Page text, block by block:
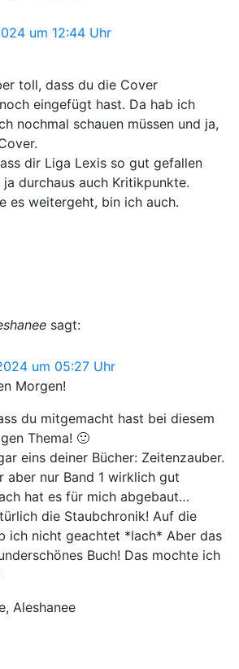
um 12:44 Uhr
toll, dass du die Cover
eingefügt hast. Da hab ich
nochmal schauen müssen und ja,
dir Liga Lexis so gut gefallen
durchaus auch Kritikpunkte.
es weitergeht, bin ich auch.
sagt:
um 05:27 Uhr
Morgen!
du mitgemacht hast bei diesem
Thema! 🙂
eins deiner Bücher: Zeitenzauber.
aber nur Band 1 wirklich gut
hat es für mich abgebaut…
die Staubchronik! Auf die
ich nicht geachtet *lach* Aber das
Buch! Das mochte ich
Aleshanee